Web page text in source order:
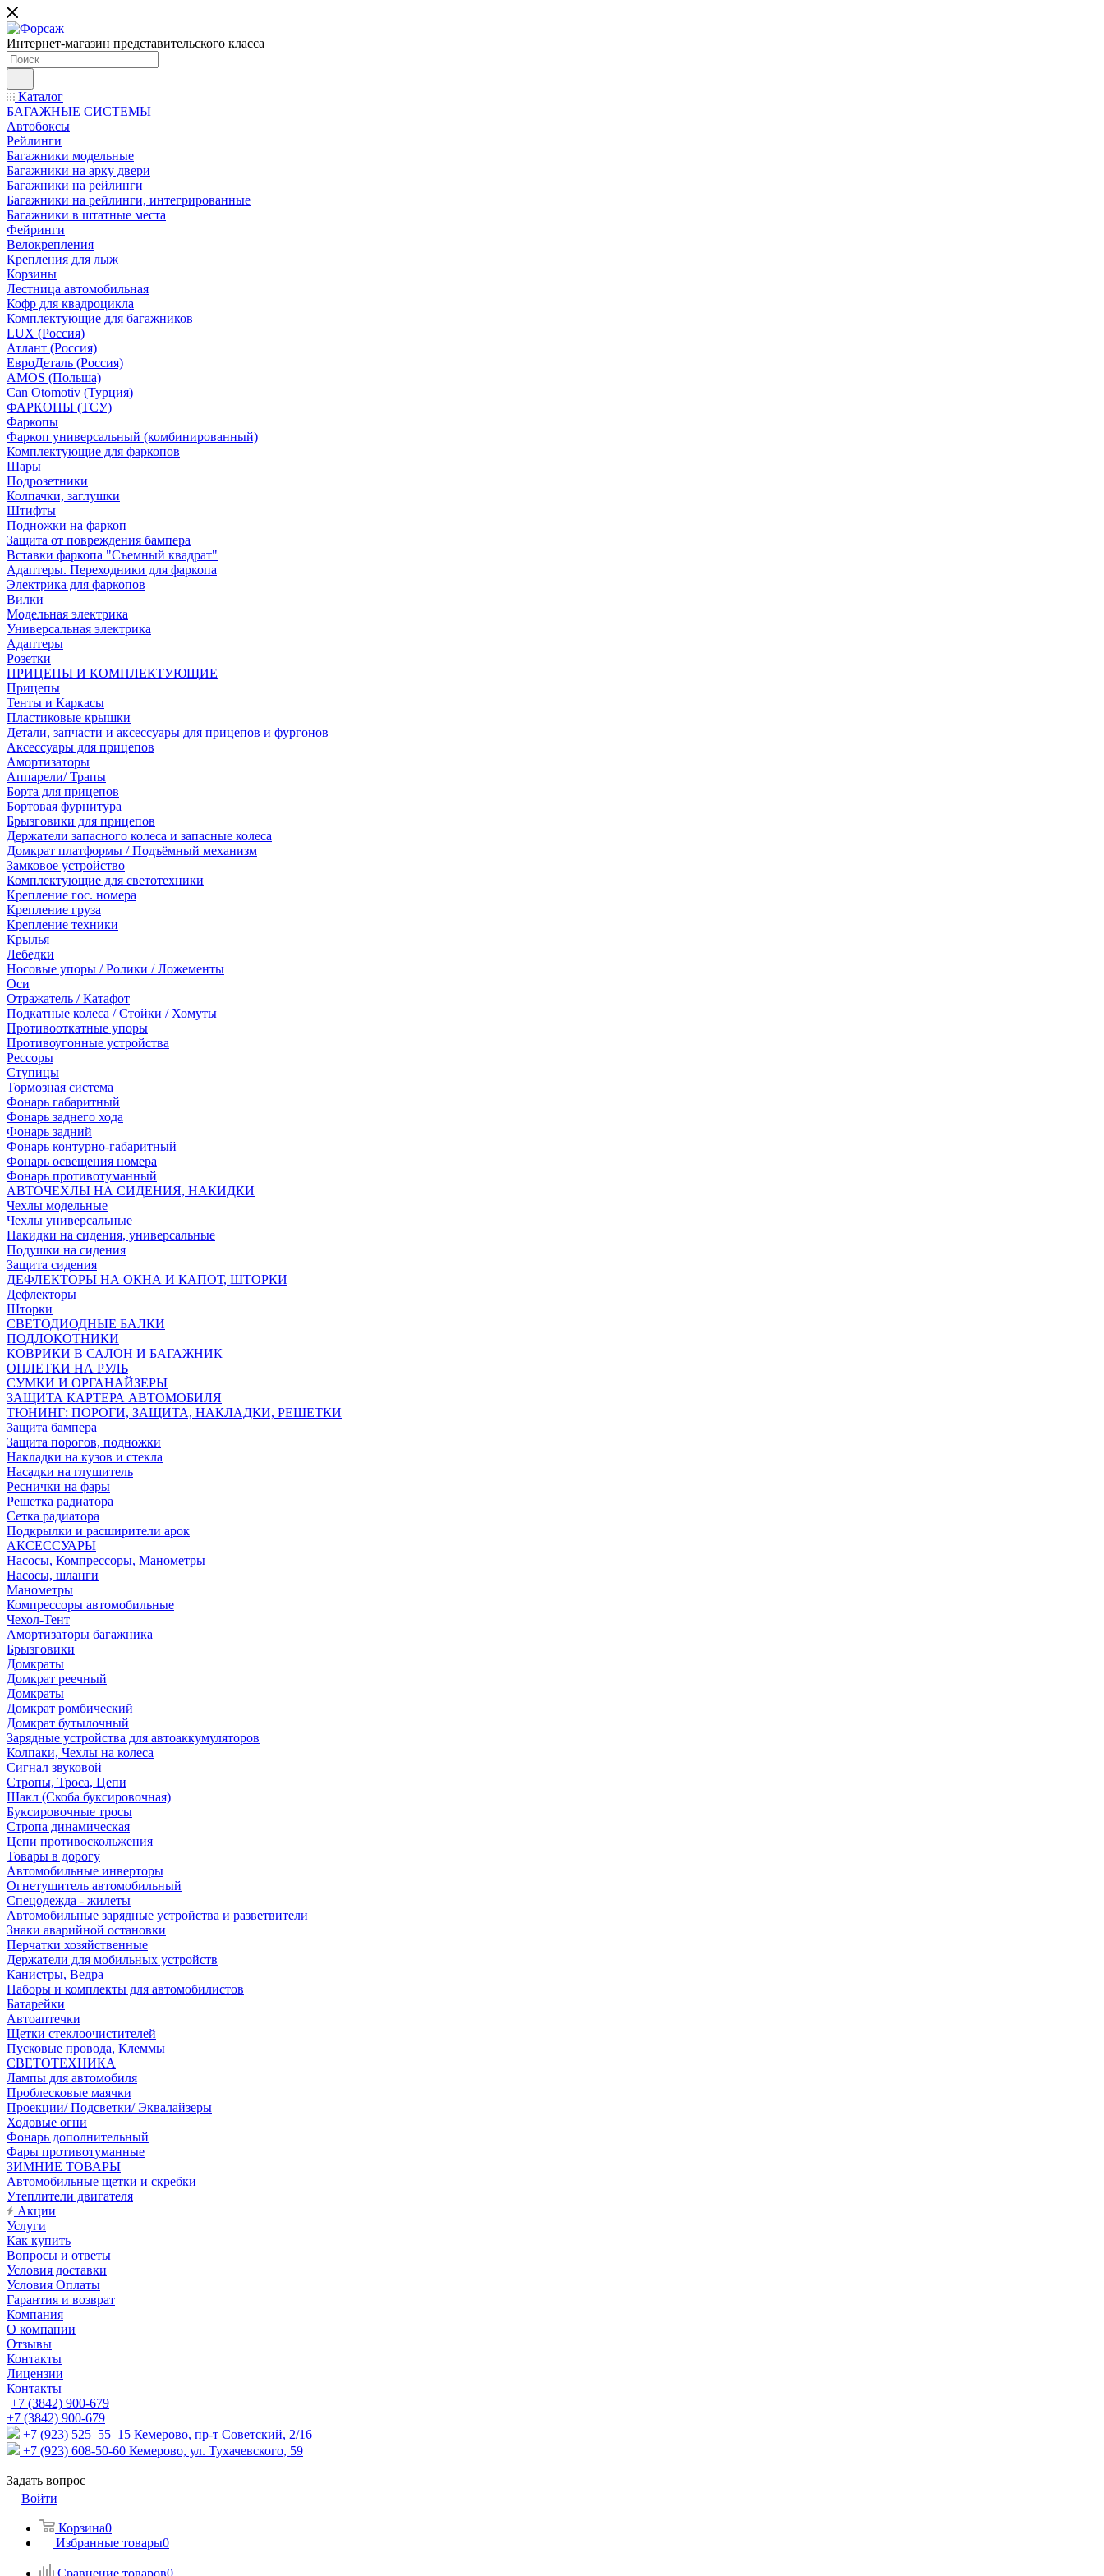
Интернет-магазин представительского класса
Каталог
БАГАЖНЫЕ СИСТЕМЫ
Автобоксы
Рейлинги
Багажники модельные
Багажники на арку двери
Багажники на рейлинги
Багажники на рейлинги, интегрированные
Багажники в штатные места
Фейринги
Велокрепления
Крепления для лыж
Корзины
Лестница автомобильная
Кофр для квадроцикла
Комплектующие для багажников
LUX (Россия)
Атлант (Россия)
ЕвроДеталь (Россия)
AMOS (Польша)
Can Otomotiv (Турция)
ФАРКОПЫ (ТСУ)
Фаркопы
Фаркоп универсальный (комбинированный)
Комплектующие для фаркопов
Шары
Подрозетники
Колпачки, заглушки
Штифты
Подножки на фаркоп
Защита от повреждения бампера
Вставки фаркопа "Съемный квадрат"
Адаптеры. Переходники для фаркопа
Электрика для фаркопов
Вилки
Модельная электрика
Универсальная электрика
Адаптеры
Розетки
ПРИЦЕПЫ И КОМПЛЕКТУЮЩИЕ
Прицепы
Тенты и Каркасы
Пластиковые крышки
Детали, запчасти и аксессуары для прицепов и фургонов
Аксессуары для прицепов
Амортизаторы
Аппарели/ Трапы
Борта для прицепов
Бортовая фурнитура
Брызговики для прицепов
Держатели запасного колеса и запасные колеса
Домкрат платформы / Подъёмный механизм
Замковое устройство
Комплектующие для светотехники
Крепление гос. номера
Крепление груза
Крепление техники
Крылья
Лебедки
Носовые упоры / Ролики / Ложементы
Оси
Отражатель / Катафот
Подкатные колеса / Стойки / Хомуты
Противооткатные упоры
Противоугонные устройства
Рессоры
Ступицы
Тормозная система
Фонарь габаритный
Фонарь заднего хода
Фонарь задний
Фонарь контурно-габаритный
Фонарь освещения номера
Фонарь противотуманный
АВТОЧЕХЛЫ НА СИДЕНИЯ, НАКИДКИ
Чехлы модельные
Чехлы универсальные
Накидки на сидения, универсальные
Подушки на сидения
Защита сидения
ДЕФЛЕКТОРЫ НА ОКНА И КАПОТ, ШТОРКИ
Дефлекторы
Шторки
СВЕТОДИОДНЫЕ БАЛКИ
ПОДЛОКОТНИКИ
КОВРИКИ В САЛОН И БАГАЖНИК
ОПЛЕТКИ НА РУЛЬ
СУМКИ И ОРГАНАЙЗЕРЫ
ЗАЩИТА КАРТЕРА АВТОМОБИЛЯ
ТЮНИНГ: ПОРОГИ, ЗАЩИТА, НАКЛАДКИ, РЕШЕТКИ
Защита бампера
Защита порогов, подножки
Накладки на кузов и стекла
Насадки на глушитель
Реснички на фары
Решетка радиатора
Сетка радиатора
Подкрылки и расширители арок
АКСЕССУАРЫ
Насосы, Компрессоры, Манометры
Насосы, шланги
Манометры
Компрессоры автомобильные
Чехол-Тент
Амортизаторы багажника
Брызговики
Домкраты
Домкрат реечный
Домкраты
Домкрат ромбический
Домкрат бутылочный
Зарядные устройства для автоаккумуляторов
Колпаки, Чехлы на колеса
Сигнал звуковой
Стропы, Троса, Цепи
Шакл (Скоба буксировочная)
Буксировочные тросы
Стропа динамическая
Цепи противоскольжения
Товары в дорогу
Автомобильные инверторы
Огнетушитель автомобильный
Спецодежда - жилеты
Автомобильные зарядные устройства и разветвители
Знаки аварийной остановки
Перчатки хозяйственные
Держатели для мобильных устройств
Канистры, Ведра
Наборы и комплекты для автомобилистов
Батарейки
Автоаптечки
Щетки стеклоочистителей
Пусковые провода, Клеммы
СВЕТОТЕХНИКА
Лампы для автомобиля
Проблесковые маячки
Проекции/ Подсветки/ Эквалайзеры
Ходовые огни
Фонарь дополнительный
Фары противотуманные
ЗИМНИЕ ТОВАРЫ
Автомобильные щетки и скребки
Утеплители двигателя
Акции
Услуги
Как купить
Вопросы и ответы
Условия доставки
Условия Оплаты
Гарантия и возврат
Компания
О компании
Отзывы
Контакты
Лицензии
Контакты
+7 (3842) 900-679
+7 (3842) 900-679
+7 (923) 525–55–15 Кемерово, пр-т Советский, 2/16
+7 (923) 608-50-60 Кемерово, ул. Тухачевского, 59
Задать вопрос
Войти
Корзина0
Избранные товары0
Сравнение товаров0